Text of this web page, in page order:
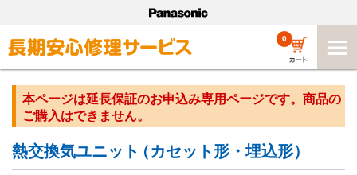
0
本ページは延長保証のお申込み専用ページです。商品の
ご購入はできません。
熱交換気ユニット（カセット形・埋込形）